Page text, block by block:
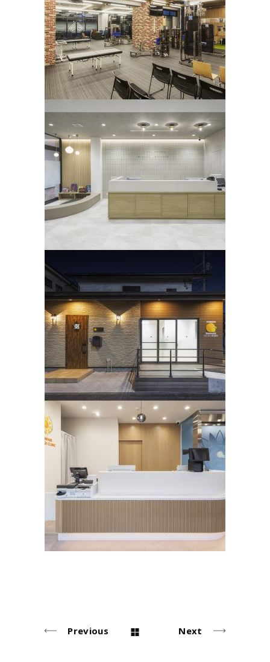
北原整形外科
portfolio 内科
北鎌倉みづきアイクリニック
portfolio 内科
ひだまり新浦安
portfolio 内科
ひまわり行徳クリニック
Previous Next